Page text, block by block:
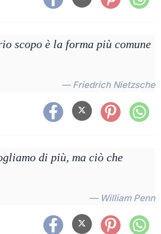
scopo è la forma più comune
— Friedrich Nietzsche
di più, ma ciò che
— William Penn